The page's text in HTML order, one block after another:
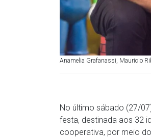
Anamelia Grafanassi, Mauricio
No último sábado (27/
festa, destinada aos 32
cooperativa, por meio